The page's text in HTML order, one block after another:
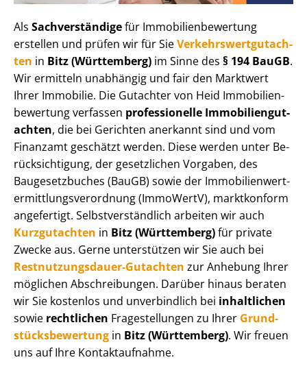
Als Sachverständigefür Im­mo­bi­li­en­be­wer­tung
erstellen und prüfen wir für SieVer­kehrs­wert­gut­ach­
ten in Bitz (Württemberg) im Sinne des § 194 BauGB.
Wir ermitteln unabhängig und fair den Marktwert
Ihrer Immobilie. Die Gutachter von Heid Im­mo­bi­li­en­
be­wer­tung verfassen professionelle Im­mo­bi­li­en­gut­
ach­ten, die bei Gerichten anerkannt sind und vom
Finanzamt geschätzt werden. Diese werden unter Be­
rück­sich­ti­gung, der gesetzlichen Vorgaben, des
Baugesetzbuches (BauGB) sowie der Im­mo­bi­li­en­wert­
ermitt­lungs­ver­ord­nung (ImmoWertV), marktkonform
angefertigt. Selbst­ver­ständ­lich arbeiten wir auch
Kurzgutachten in Bitz (Württemberg)für private
Zwecke aus. Gerne unterstützen wir Sie auch bei
Rest­nut­zungs­dau­er-Gutachten zur Anhebung Ihrer
möglichen Abschreibungen. Darüber hinaus beraten
wir Sie kostenlos und unverbindlich bei inhaltlichen
sowie rechtlichen Fragestellungen zu Ihrer Grund­
stücks­be­wer­tung in Bitz (Württemberg). Wir freuen
uns auf Ihre Kontaktaufnahme.